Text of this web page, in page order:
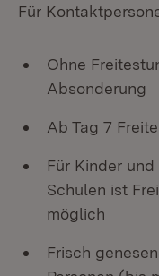
Für
Ohne
Absonderung
Ab Tag 7
Für Kinder
Schulen ist
möglich
Frisch